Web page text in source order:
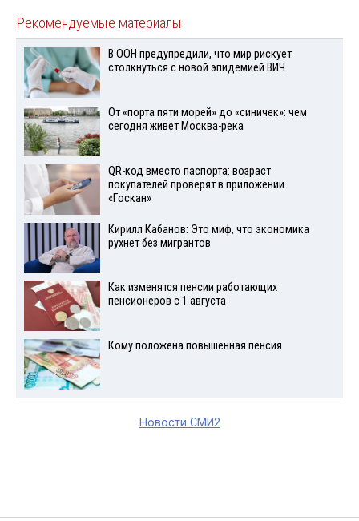
Рекомендуемые материалы
В ООН предупредили, что мир рискует
столкнуться с новой эпидемией ВИЧ
От «порта пяти морей» до «синичек»: чем
сегодня живет Москва-река
QR-код вместо паспорта: возраст
покупателей проверят в приложении
«Госкан»
Кирилл Кабанов: Это миф, что экономика
рухнет без мигрантов
Как изменятся пенсии работающих
пенсионеров с 1 августа
Кому положена повышенная пенсия
Новости СМИ2